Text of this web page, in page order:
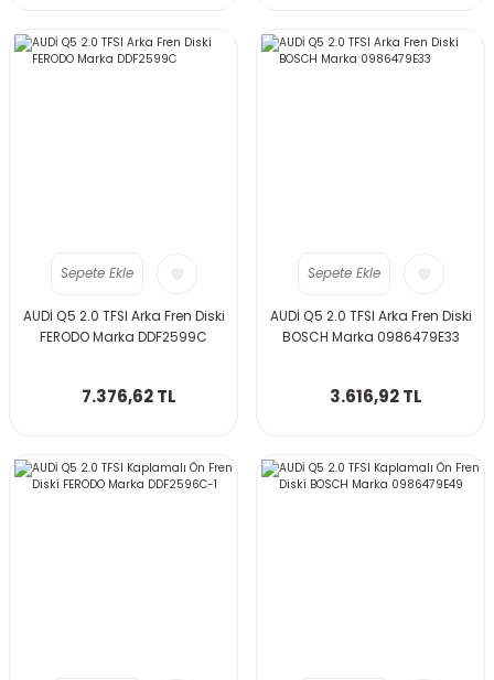
Sepete Ekle
AUDİ Q5 2.0 TFSI Arka Fren Diski
FERODO Marka DDF2599C
7.376,62 TL
Sepete Ekle
AUDİ Q5 2.0 TFSI Arka Fren Diski
BOSCH Marka 0986479E33
3.616,92 TL